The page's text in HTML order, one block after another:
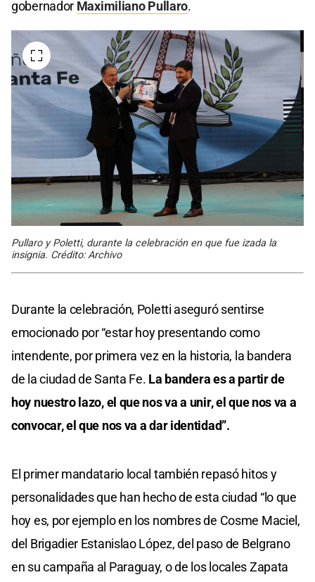
gobernador Maximiliano Pullaro.
Pullaro y Poletti, durante la celebración en que fue izada la
insignia. Crédito: Archivo
Durante la celebración, Poletti aseguró sentirse
emocionado por “estar hoy presentando como
intendente, por primera vez en la historia, la bandera
de la ciudad de Santa Fe. La bandera es a partir de
hoy nuestro lazo, el que nos va a unir, el que nos va a
convocar, el que nos va a dar identidad”.
El primer mandatario local también repasó hitos y
personalidades que han hecho de esta ciudad “lo que
hoy es, por ejemplo en los nombres de Cosme Maciel,
del Brigadier Estanislao López, del paso de Belgrano
en su campaña al Paraguay, o de los locales Zapata